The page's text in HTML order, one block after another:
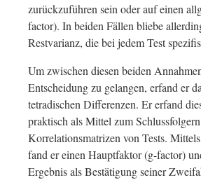
zurückzuführen sein oder auf einen
factor). In beiden Fällen bliebe
Restvarianz, die bei jedem Test
Um zwischen diesen beiden
Entscheidung zu gelangen, erfand er
tetradischen Differenzen. Er erfand
praktisch als Mittel zum
Korrelationsmatrizen von Tests.
fand er einen Hauptfaktor (g-factor)
Ergebnis als Bestätigung seiner